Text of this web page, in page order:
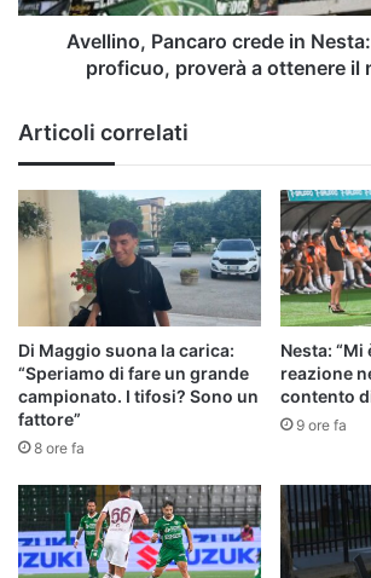
a
ottenereAvellino, Pancaro crede in
proficuo, proverà a ottenere il
Articoli correlati
Di Maggio suona la carica:
“Speriamo di fare un grande
campionato. I tifosi? Sono un
fattore”
8 ore fa
Nesta:
reazione
contento
9 ore fa